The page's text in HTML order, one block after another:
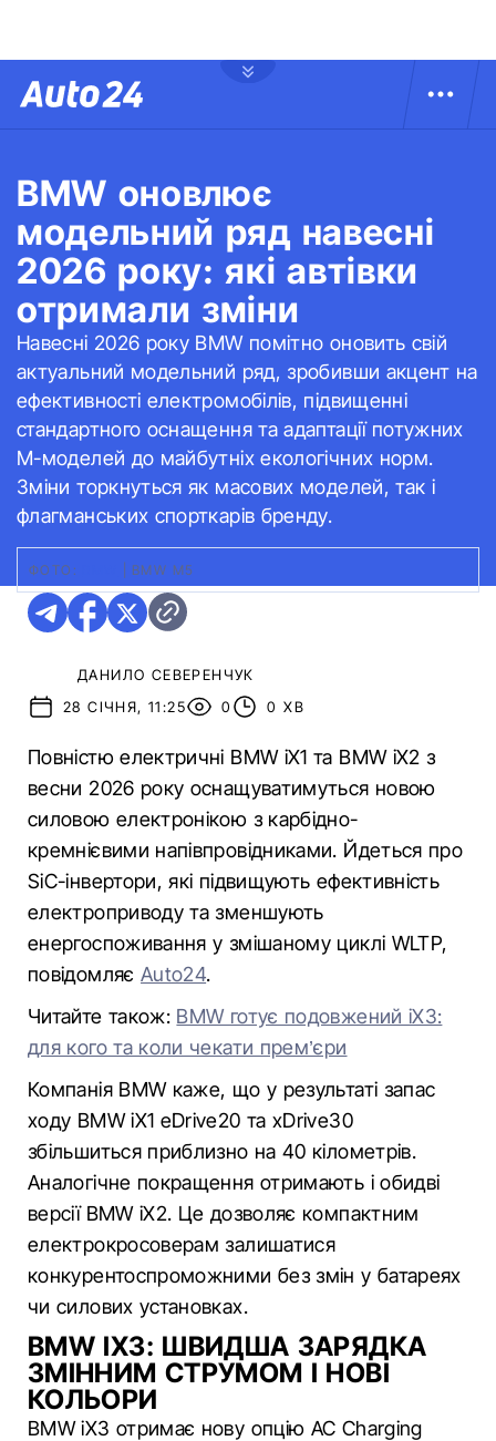
BMW оновлює
модельний ряд навесні
2026 року: які автівки
отримали зміни
Навесні 2026 року BMW помітно оновить свій
актуальний модельний ряд, зробивши акцент на
ефективності електромобілів, підвищенні
стандартного оснащення та адаптації потужних
M-моделей до майбутніх екологічних норм.
Зміни торкнуться як масових моделей, так і
флагманських спорткарів бренду.
ФОТО: BMW M5
ДАНИЛО СЕВЕРЕНЧУК
28 СІЧНЯ, 11:25
0 0 ХВ
Повністю електричні BMW iX1 та BMW iX2 з
весни 2026 року оснащуватимуться новою
силовою електронікою з карбідно-
кремнієвими напівпровідниками. Йдеться про
SiC-інвертори, які підвищують ефективність
електроприводу та зменшують
енергоспоживання у змішаному циклі WLTP,
повідомляє Auto24.
Читайте також: BMW готує подовжений iX3:
для кого та коли чекати прем’єри
Компанія BMW каже, що у результаті запас
ходу BMW iX1 eDrive20 та xDrive30
збільшиться приблизно на 40 кілометрів.
Аналогічне покращення отримають і обидві
версії BMW iX2. Це дозволяє компактним
електрокросоверам залишатися
конкурентоспроможними без змін у батареях
чи силових установках.
BMW IX3: ШВИДША ЗАРЯДКА
ЗМІННИМ СТРУМОМ І НОВІ
КОЛЬОРИ
BMW iX3 отримає нову опцію AC Charging